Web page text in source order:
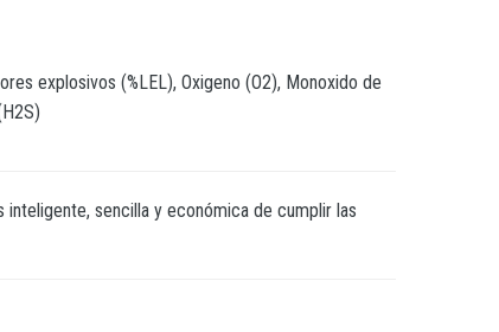
explosivos (%LEL), Oxigeno (O2), Monoxido de
inteligente, sencilla y económica de cumplir las